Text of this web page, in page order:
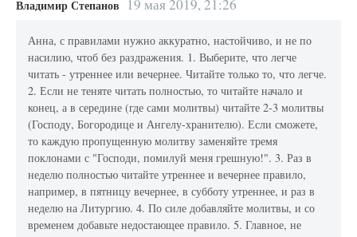
Владимир Степанов 19 мая 2019, 21:26
Анна, с правилами нужно аккуратно, настойчиво, и не по
насилию, чтоб без раздражения. 1. Выберите, что легче
читать - утреннее или вечернее. Читайте только то, что легче.
2. Если не теняте читать полностью, то читайте начало и
конец, а в середине (где сами молитвы) читайте 2-3 молитвы
(Господу, Богородице и Ангелу-хранителю). Если сможете,
то каждую пропущенную молитву заменяйте тремя
поклонами с "Господи, помилуй меня грешную!". 3. Раз в
неделю полностью читайте утреннее и вечернее правило,
например, в пятницу вечернее, в субботу утреннее, и раз в
неделю на Литургию. 4. По силе добавляйте молитвы, и со
временем добавьте недостающее правило. 5. Главное, не